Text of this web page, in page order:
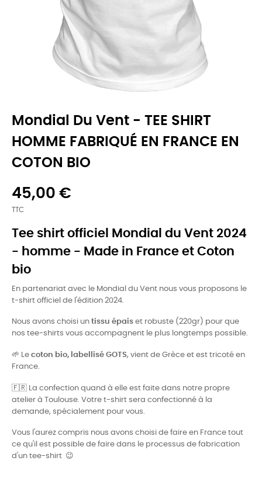
Mondial Du Vent - TEE SHIRT
HOMME FABRIQUÉ EN FRANCE EN
COTON BIO
45,00 €
TTC
Tee shirt officiel Mondial du Vent 2024
- homme - Made in France et Coton
bio
En partenariat avec le Mondial du Vent nous vous proposons le
t-shirt officiel de l'édition 2024.
Nous avons choisi un tissu épais et robuste (220gr) pour que
nos tee-shirts vous accompagnent le plus longtemps possible.
🌱 Le coton bio, labellisé GOTS, vient de Grèce et est tricoté en
France.
🇫🇷 La confection quand à elle est faite dans notre propre
atelier à Toulouse. Votre t-shirt sera confectionné à la
demande, spécialement pour vous.
Vous l'aurez compris nous avons choisi de faire en France tout
ce qu'il est possible de faire dans le processus de fabrication
d'un tee-shirt 😉